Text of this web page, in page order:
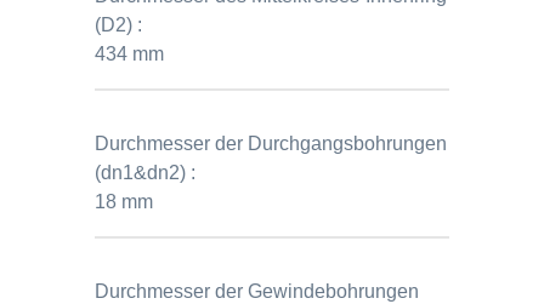
(D2) :
434 mm
Durchmesser der Durchgangsbohrungen
(dn1&dn2) :
18 mm
Durchmesser der Gewindebohrungen